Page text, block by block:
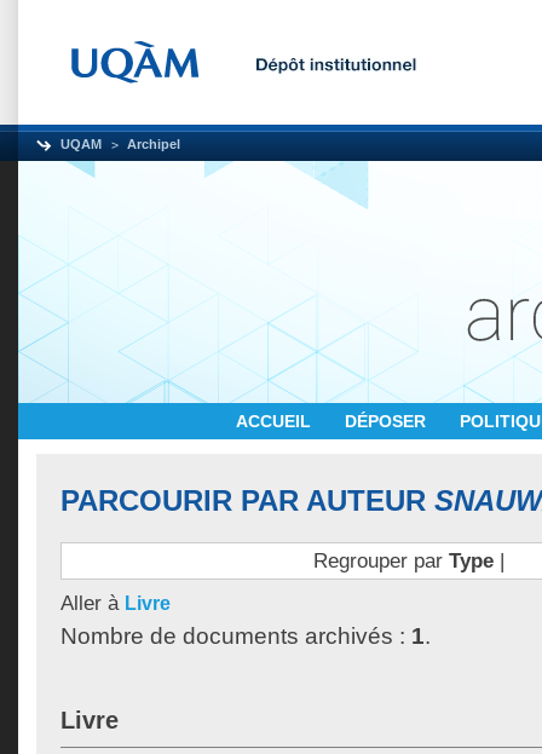
UQAM Archipel
ACCUEIL DÉPOSER
PARCOURIR PAR AUTEUR
Regrouper par Type|
Aller à Livre
Nombre de documents archivés : 1.
Livre